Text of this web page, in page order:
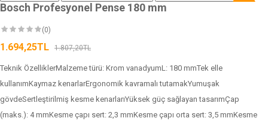
Bosch Profesyonel Pense 180 mm
(0)
1.694,25TL 1.807,20TL
Teknik ÖzelliklerMalzeme türü: Krom vanadyumL: 180 mmTek elle
kullanımKaymaz kenarlarErgonomik kavramalı tutamakYumuşak
gövdeSertleştirilmiş kesme kenarlarıYüksek güç sağlayan tasarımÇap
(maks.): 4 mmKesme çapı sert: 2,3 mmKesme çapı orta sert: 3,5 mmKesme